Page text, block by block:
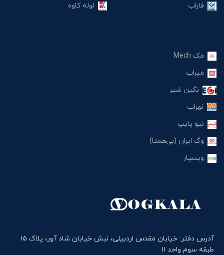
فاراب
لوله کاوه
مک Mech
میراب
نگین شیر
نهراب
نیو پایپ
وگ ایران (بی‌همتا)
ویسپار
آدرس دفتر: خیابان مقدس اردبیلی، نبش خیابان شاد آور، پلاک ۱۵
طبقه سوم واحد ۱۱